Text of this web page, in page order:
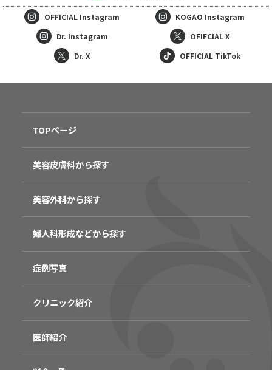
OFFICIAL Instagram KOGAO Instagram
Dr. Instagram
OFIFCIAL X
Dr. X
OFFICIAL TikTok
TOPページ
美容皮膚科から探す
美容外科から探す
婦人科形成などから探す
症例写真
クリニック紹介
医師紹介